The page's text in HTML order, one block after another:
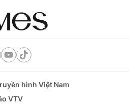
hình Việt Nam
VTV